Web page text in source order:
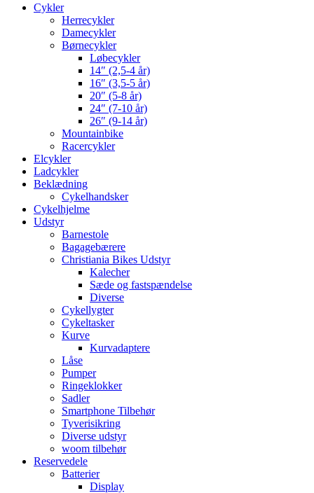
Cykler
Herrecykler
Damecykler
Børnecykler
Løbecykler
14″ (2,5-4 år)
16″ (3,5-5 år)
20″ (5-8 år)
24″ (7-10 år)
26″ (9-14 år)
Mountainbike
Racercykler
Elcykler
Ladcykler
Beklædning
Cykelhandsker
Cykelhjelme
Udstyr
Barnestole
Bagagebærere
Christiania Bikes Udstyr
Kalecher
Sæde og fastspændelse
Diverse
Cykellygter
Cykeltasker
Kurve
Kurvadaptere
Låse
Pumper
Ringeklokker
Sadler
Smartphone Tilbehør
Tyverisikring
Diverse udstyr
woom tilbehør
Reservedele
Batterier
Display